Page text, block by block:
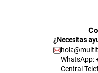
¿Necesitas
WhatsApp:
Central